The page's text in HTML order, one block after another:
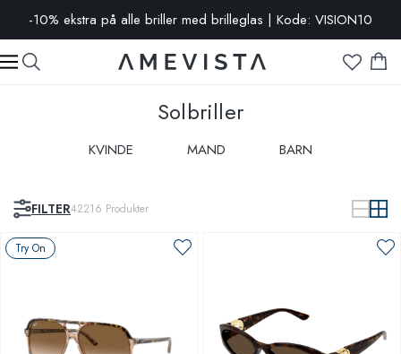
UDSALG: op til -65 % | Klik her
Solbriller
KVINDE MAND BARN
FILTER42216 Produkter
Try On